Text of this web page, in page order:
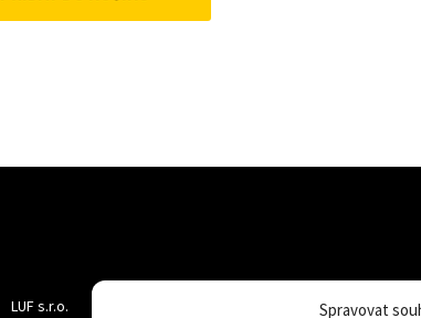
Spravovat
LUF s.r.o.
+421 905 806